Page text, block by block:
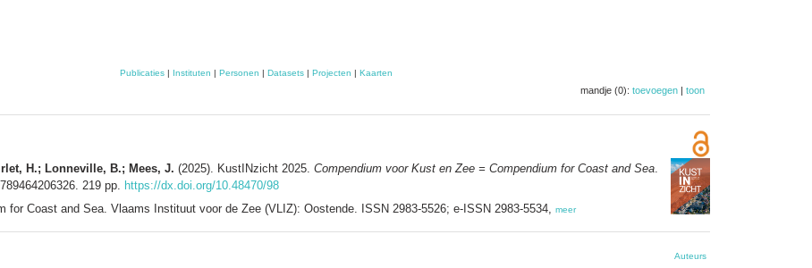
Publicaties| Instituten | Personen | Datasets| Projecten | Kaarten
mandje (0): toevoegen | toon
H.; Lonneville, B.; Mees, J. (2025). KustINzicht 2025. Compendium voor Kust en Zee = Compendium for Coast and Sea
219 pp.
https://dx.doi.org/10.48470/98
for Coast and Sea. Vlaams Instituut voor de Zee (VLIZ): Oostende. ISSN 2983-5526; e-ISSN 2983-5534, meer
Auteurs